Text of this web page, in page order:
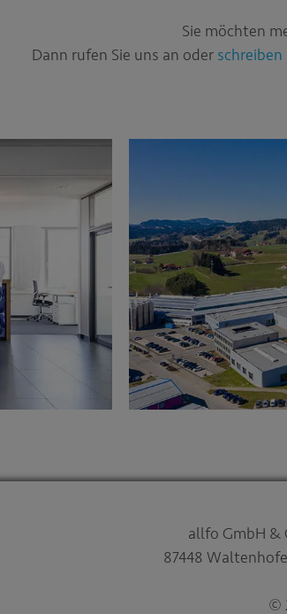
Sie möchten
Dann rufen Sie uns an oder schreiben
allfo GmbH &
87448
©